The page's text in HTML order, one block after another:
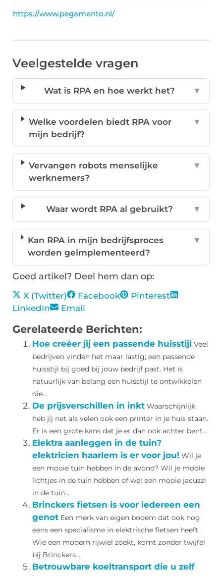
https://www.pegamento.nl/
Veelgestelde vragen
Wat is RPA en hoe werkt het? ▼
Welke voordelen biedt RPA voor
mijn bedrijf?
▼
Vervangen robots menselijke
werknemers?
▼
Waar wordt RPA al gebruikt? ▼
Kan RPA in mijn bedrijfsproces
worden geïmplementeerd?
▼
Goed artikel? Deel hem dan op:
X (Twitter) Facebook
Pinterest
LinkedIn
Email
Gerelateerde Berichten:
Hoe creëer jij een passende huisstijl Veel
bedrijven vinden het maar lastig; een passende
huisstijl bij goed bij jouw bedrijf past. Het is
natuurlijk van belang een huisstijl te ontwikkelen
die...
De prijsverschillen in inkt Waarschijnlijk
heb jij net als velen ook een printer in je huis staan.
Er is een grote kans dat je er dan ook achter bent...
Elektra aanleggen in de tuin?
elektricien haarlem is er voor jou! Wil je
een mooie tuin hebben in de avond? Wil je mooie
lichtjes in de tuin hebben of wel een mooie jacuzzi
in de tuin...
Brinckers fietsen is voor iedereen een
genot Een merk van eigen bodem dat ook nog
eens een specialisme in elektrische fietsen heeft.
Wie een modern rijwiel zoekt, komt zonder twijfel
bij Brinckers...
Betrouwbare koeltransport die u zelf